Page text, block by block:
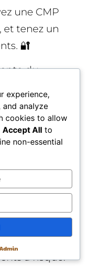
une CMP
et tenez un
🔐
du
d’États) et
« sensibles ».
inclure des
à la
et à la
⚖️
et
aussi la
à risque.
experience,
analyze
cookies to allow
Accept All to
non-essential